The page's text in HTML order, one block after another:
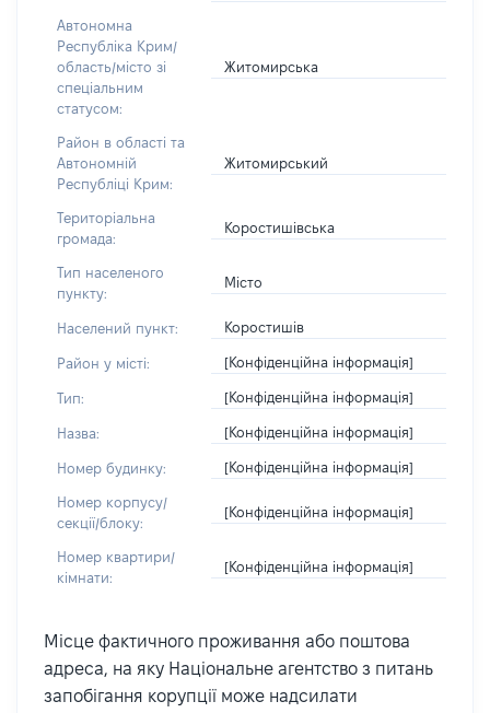
Автономна
Республіка Крим/
область/місто зі
спеціальним
статусом:
Житомирська
Район в області та
Автономній
Республіці Крим:
Житомирський
Територіальна
громада:
Коростишівська
Тип населеного
пункту:
Місто
Населений пункт: Коростишів
Район у місті: [Конфіденційна інформація]
Тип: [Конфіденційна інформація]
Назва: [Конфіденційна інформація]
Номер будинку: [Конфіденційна інформація]
Номер корпусу/
секції/блоку:
[Конфіденційна інформація]
Номер квартири/
кімнати:
[Конфіденційна інформація]
Місце фактичного проживання або поштова
адреса, на яку Національне агентство з питань
запобігання корупції може надсилати